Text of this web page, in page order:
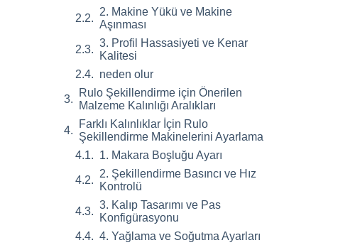
2. Makine Yükü ve Makine
Aşınması
3. Profil Hassasiyeti ve Kenar
Kalitesi
neden olur
Rulo Şekillendirme için Önerilen
Malzeme Kalınlığı Aralıkları
Farklı Kalınlıklar İçin Rulo
Şekillendirme Makinelerini Ayarlama
1. Makara Boşluğu Ayarı
2. Şekillendirme Basıncı ve Hız
Kontrolü
3. Kalıp Tasarımı ve Pas
Konfigürasyonu
4. Yağlama ve Soğutma Ayarları